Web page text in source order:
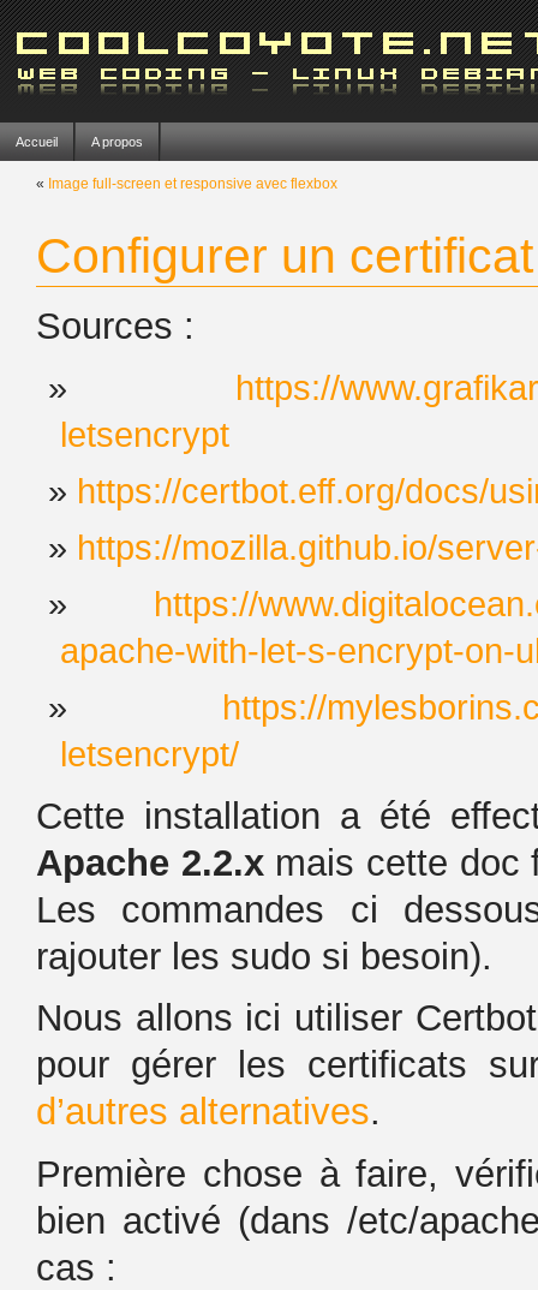
Accueil A propos
« Image full-screen et responsive avec flexbox
Configurer un
Sources :
https://
letsencrypt
https://certbot.eff.org/docs/
https://mozilla.github.io/
https://
apache-with-let-s-encrypt-on-
https://
letsencrypt/
Cette installation a été
Apache 2.2.x mais cette doc
Les commandes ci
rajouter les sudo si besoin).
Nous allons ici utiliser
pour gérer les certificats
d’autres alternatives.
Première chose à faire,
bien activé (dans /etc/
cas :